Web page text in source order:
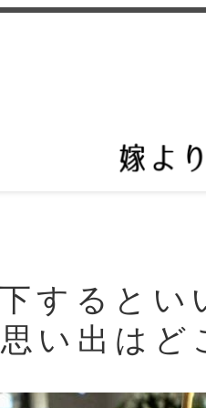
するとい
い出はど